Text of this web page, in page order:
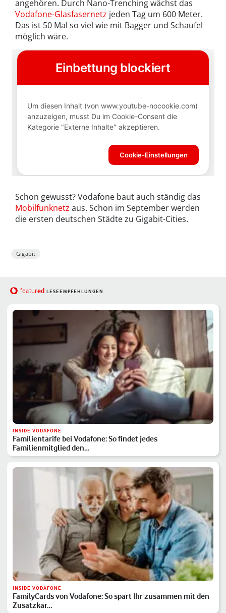
angehören. Durch Nano-Trenching wächst das
Vodafone-Glasfasernetz jeden Tag um 600 Meter.
Das ist 50 Mal so viel wie mit Bagger und Schaufel
möglich wäre.
Schon gewusst? Vodafone baut auch ständig das
Mobilfunknetz aus. Schon im September werden
die ersten deutschen Städte zu Gigabit-Cities.
Gigabit
featured LESEEMPFEHLUNGEN
INSIDE VODAFONE
Familientarife bei Vodafone: So findet jedes
Familienmitglied den…
INSIDE VODAFONE
FamilyCards von Vodafone: So spart Ihr zusammen mit den
Zusatzkar…